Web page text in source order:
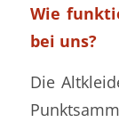
Wie
bei uns?
Die